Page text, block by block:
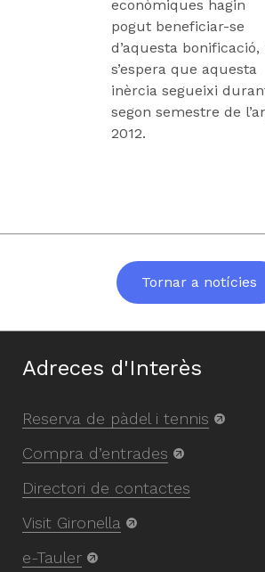
econòmiques hagin
pogut beneficiar-se
d’aquesta bonificació,
s’espera que aquesta
inèrcia segueixi
segon semestre de
2012.
Tornar a notícies
Adreces d'Interès
Reserva de pàdel i tennis
Compra d’entrades
Directori de contactes
Visit Gironella
e-Tauler